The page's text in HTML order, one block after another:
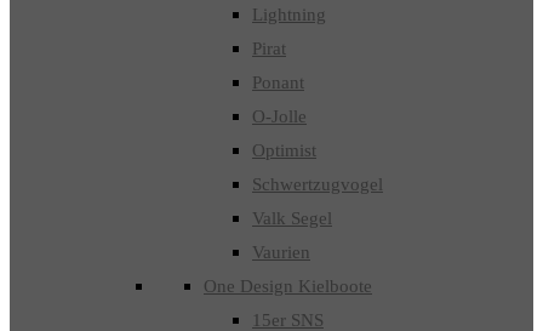
Lightning
Pirat
Ponant
O-Jolle
Optimist
Schwertzugvogel
Valk Segel
Vaurien
One Design Kielboote
15er SNS